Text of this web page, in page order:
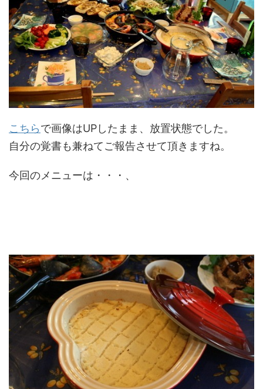
こちらで画像はUPしたまま、放置状態でした。
自分の覚書も兼ねてご報告させて頂きますね。
今回のメニューは・・・、